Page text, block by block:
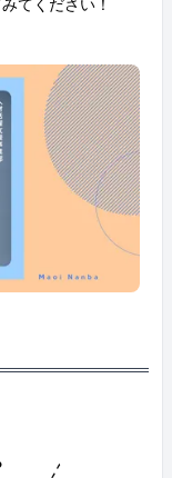
てください！